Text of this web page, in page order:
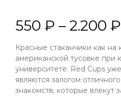
550 ₽ – 2.200 ₽
Красные стаканчики как на
американской тусовке при
университете. Red Cups
являются залогом
знакомств, которые влекут